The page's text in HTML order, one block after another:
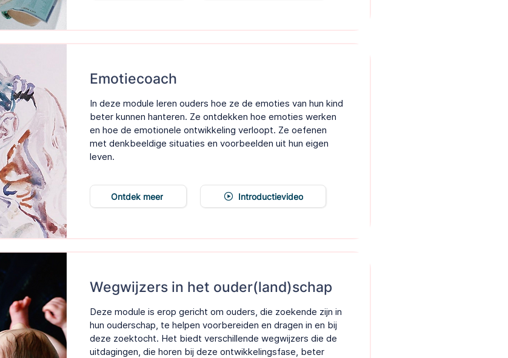
Emotiecoach
In deze module leren ouders hoe ze de emoties van hun kind
beter kunnen hanteren. Ze ontdekken hoe emoties werken
en hoe de emotionele ontwikkeling verloopt. Ze oefenen
met denkbeeldige situaties en voorbeelden uit hun eigen
leven.
Ontdek meer Introductievideo
Wegwijzers in het ouder(land)schap
Deze module is erop gericht om ouders, die zoekende zijn in
hun ouderschap, te helpen voorbereiden en dragen in en bij
deze zoektocht. Het biedt verschillende wegwijzers die de
uitdagingen, die horen bij deze ontwikkelingsfase, beter